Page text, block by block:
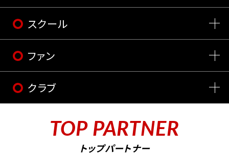
スクール
ファン
クラブ
TOP PARTNER
トップパートナー